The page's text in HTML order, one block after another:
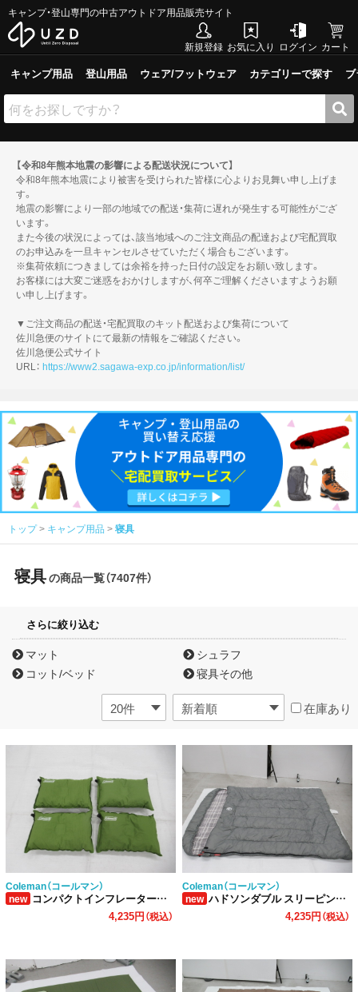
キャンプ・登山専門の中古アウトドア用品販売サイト
新規登録 お気に入り ログイン カート
キャンプ用品 登山用品 ウェア/フットウェア カテゴリーで探す
【令和8年熊本地震の影響による配送状況について】
令和8年熊本地震により被害を受けられた皆様に心よりお見舞い申し上げま
す。
地震の影響により一部の地域での配送・集荷に遅れが発生する可能性がござ
います。
また今後の状況によっては、該当地域へのご注文商品の配達および宅配買取
のお申込みを一旦キャンセルさせていただく場合もございます。
※集荷依頼につきましては余裕を持った日付の設定をお願い致します。
お客様には大変ご迷惑をおかけしますが、何卒ご理解くださいますようお願
い申し上げます。
▼ご注文商品の配送・宅配買取のキット配送および集荷について
佐川急便のサイトにて最新の情報をご確認ください。
佐川急便公式サイト
URL： https://www2.sagawa-exp.co.jp/information/list/
トップ キャンプ用品 寝具
寝具の商品一覧（7407件）
さらに絞り込む
マット
シュラフ
コット/ベッド
寝具その他
在庫あり
Coleman（コールマン）
new コンパクトインフレーターピロー2 4点セット
4,235円（税込）
Coleman（コールマン）
new ハドソンダブル スリーピングバッグ
4,235円（税込）